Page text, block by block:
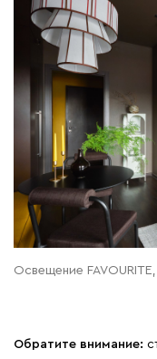
Освещение
Обратите внимание: